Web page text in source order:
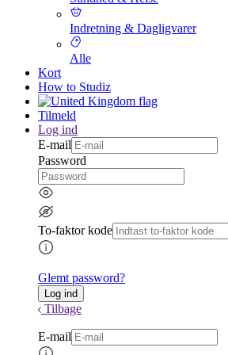
Indretning & Dagligvarer
Alle
Kort
How to Studiz
Tilmeld
Log ind
E-mail
Password
To-faktor kode
Glemt password?
Tilbage
E-mail